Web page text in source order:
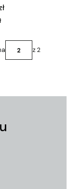
strony z produktami
z 2